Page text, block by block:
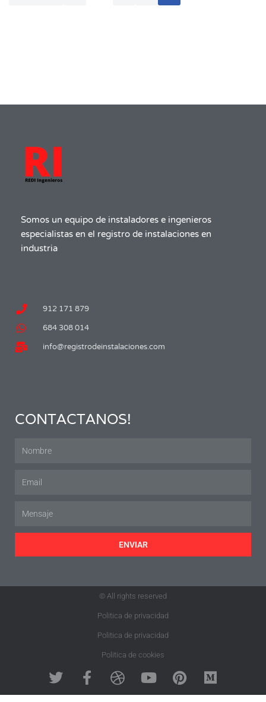
Somos un equipo de instaladores e ingenieros
especialistas en el registro de instalaciones en
industria
912 171 879
684 308 014
info@registrodeinstalaciones.com
CONTACTANOS!
ENVIAR
© All rights reserved
Politica de privacidad
Politica de privacidad
Politica de cookies